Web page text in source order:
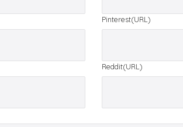
Pinterest(URL)
Reddit(URL)